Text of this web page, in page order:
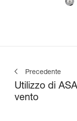
Precedente
Utilizzo di
vento